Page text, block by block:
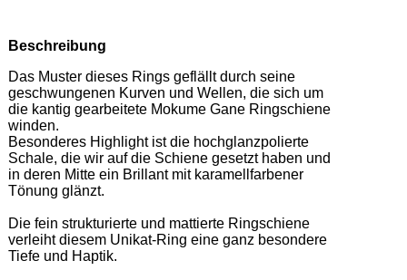
Beschreibung
Das Muster dieses Rings geflällt durch seine
geschwungenen Kurven und Wellen, die sich um
die kantig gearbeitete Mokume Gane Ringschiene
winden.
Besonderes Highlight ist die hochglanzpolierte
Schale, die wir auf die Schiene gesetzt haben und
in deren Mitte ein Brillant mit karamellfarbener
Tönung glänzt.
Die fein strukturierte und mattierte Ringschiene
verleiht diesem Unikat-Ring eine ganz besondere
Tiefe und Haptik.